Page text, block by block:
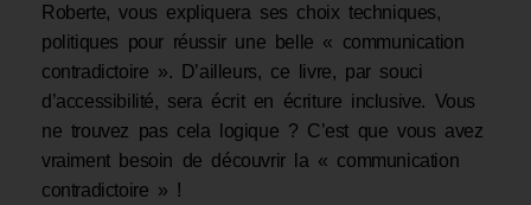
Roberte, vous expliquera ses choix techniques,
politiques pour réussir une belle « communication
contradictoire ». D’ailleurs, ce livre, par souci
d’accessibilité, sera écrit en écriture inclusive. Vous
ne trouvez pas cela logique ? C’est que vous avez
vraiment besoin de découvrir la « communication
contradictoire » !